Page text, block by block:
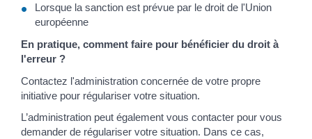
Lorsque la sanction est prévue par le droit de l'Union
européenne
En pratique, comment faire pour bénéficier du droit à
l'erreur ?
Contactez l'administration concernée de votre propre
initiative pour régulariser votre situation.
L’administration peut également vous contacter pour vous
demander de régulariser votre situation. Dans ce cas,